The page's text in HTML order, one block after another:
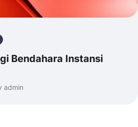
Bendahara Instansi
admin